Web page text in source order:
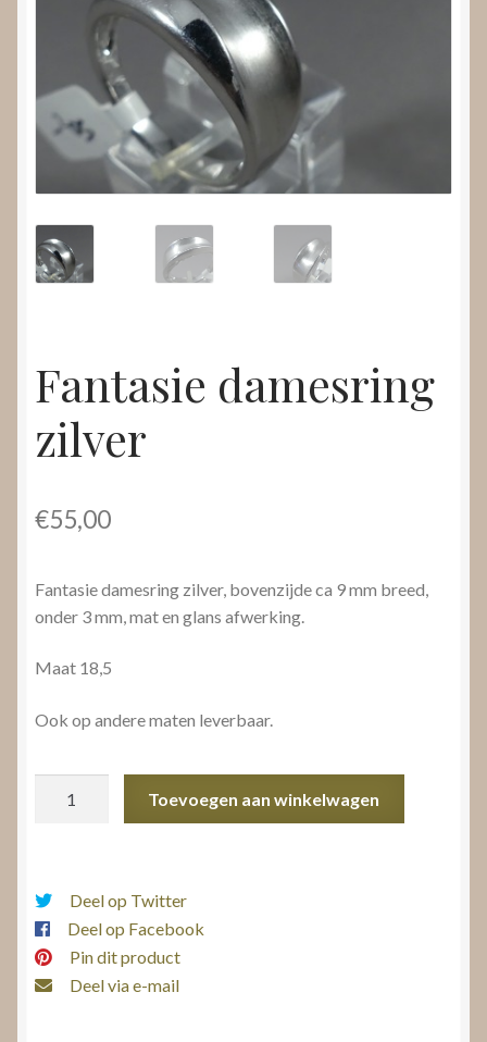
uitvouwen
Fantasie damesring
zilver
€55,00
Fantasie damesring zilver, bovenzijde ca 9 mm breed,
onder 3 mm, mat en glans afwerking.
Maat 18,5
Ook op andere maten leverbaar.
Toevoegen aan winkelwagen
Deel op Twitter
Deel op Facebook
Pin dit product
Deel via e-mail